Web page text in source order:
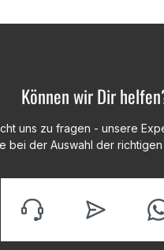
Können wir Dir
uns zu fragen - unsere
bei der Auswahl der